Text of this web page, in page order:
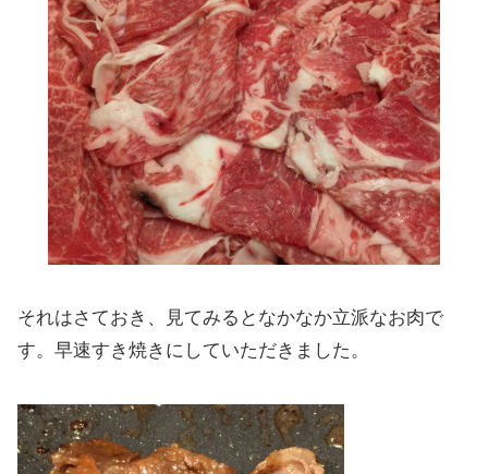
それはさておき、見てみるとなかなか立派なお肉で
す。早速すき焼きにしていただきました。